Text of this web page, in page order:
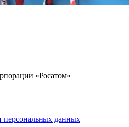
«Росатом»
персональных данных